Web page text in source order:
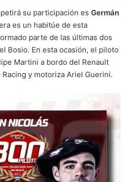
su participación es Germán
es un habitúe de esta
parte de las últimas dos
Bosio. En esta ocasión, el piloto
Martini a bordo del Renault
y motoriza Ariel Guerini.